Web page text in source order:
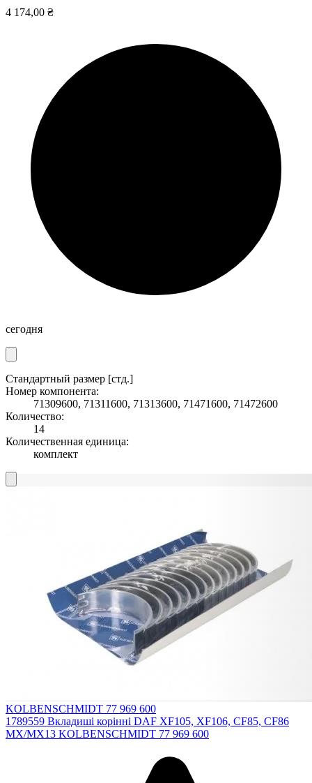
4 174,00 ₴
сегодня
Стандартный размер [стд.]
Номер компонента:
71309600, 71311600, 71313600, 71471600, 71472600
Количество:
14
Количественная единица:
комплект
KOLBENSCHMIDT 77 969 600
1789559 Вкладиші корінні DAF XF105, XF106, CF85, CF86
MX/MX13 KOLBENSCHMIDT 77 969 600